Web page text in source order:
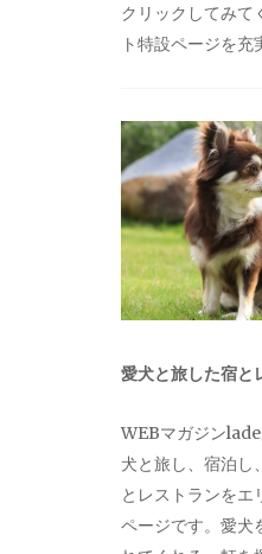
クリックしてみて
ト特設ページを充
愛犬と旅した宿と
WEBマガジン
犬と旅し、宿泊し
とレストランをエ
ページです。愛犬